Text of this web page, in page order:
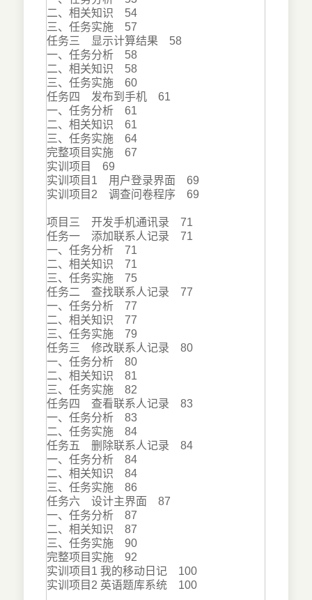
二、相关知识 54
三、任务实施 57
任务三 显示计算结果 58
一、任务分析 58
二、相关知识 58
三、任务实施 60
任务四 发布到手机 61
一、任务分析 61
二、相关知识 61
三、任务实施 64
完整项目实施 67
实训项目 69
实训项目1 用户登录界面 69
实训项目2 调查问卷程序 69
项目三 开发手机通讯录 71
任务一 添加联系人记录 71
一、任务分析 71
二、相关知识 71
三、任务实施 75
任务二 查找联系人记录 77
一、任务分析 77
二、相关知识 77
三、任务实施 79
任务三 修改联系人记录 80
一、任务分析 80
二、相关知识 81
三、任务实施 82
任务四 查看联系人记录 83
一、任务分析 83
二、任务实施 84
任务五 删除联系人记录 84
一、任务分析 84
二、相关知识 84
三、任务实施 86
任务六 设计主界面 87
一、任务分析 87
二、相关知识 87
三、任务实施 90
完整项目实施 92
实训项目1 我的移动日记 100
实训项目2 英语题库系统 100